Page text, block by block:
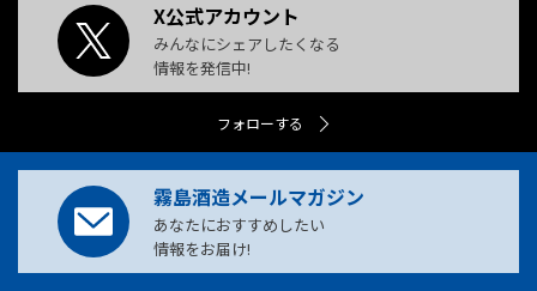
X公式アカウント
みんなにシェアしたくなる
情報を発信中!
フォローする
霧島酒造メールマガジン
あなたにおすすめしたい
情報をお届け!